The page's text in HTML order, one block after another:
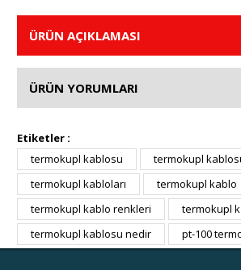
ÜRÜN AÇIKLAMASI
ÜRÜN YORUMLARI
Etiketler :
termokupl kablosu
termokupl
termokupl kabloları
termokupl kablo
termokupl kablo renkleri
termokupl
termokupl kablosu nedir
pt-100